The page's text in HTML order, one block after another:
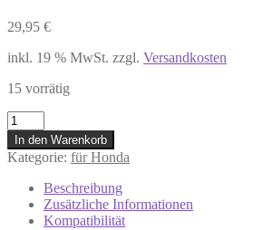
29,95 €
inkl. 19 % MwSt. zzgl. Versandkosten
15 vorrätig
7275597
HONDA
Antriebsruckdämpfer
HONDA
VRT
1000
FXL
In den Warenkorb
Kategorie: für Honda
Beschreibung
Zusätzliche Informationen
Kompatibilität